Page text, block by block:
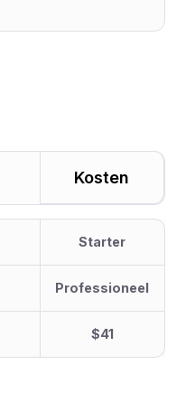
Kosten
Starter
Professioneel
$41